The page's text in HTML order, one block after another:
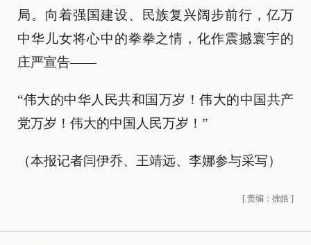
局。向着强国建设、民族复兴阔步前行，亿万
中华儿女将心中的拳拳之情，化作震撼寰宇的
庄严宣告——
“伟大的中华人民共和国万岁！伟大的中国共产
党万岁！伟大的中国人民万岁！”
（本报记者闫伊乔、王靖远、李娜参与采写）
[ 责编：徐皓 ]